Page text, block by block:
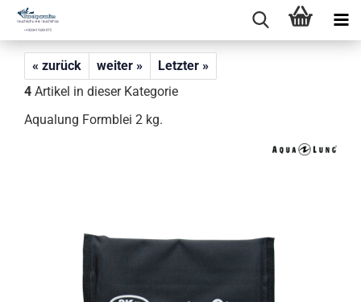
« zurück weiter »
Letzter »
4 Artikel in dieser Kategorie
Aqualung Formblei 2 kg.